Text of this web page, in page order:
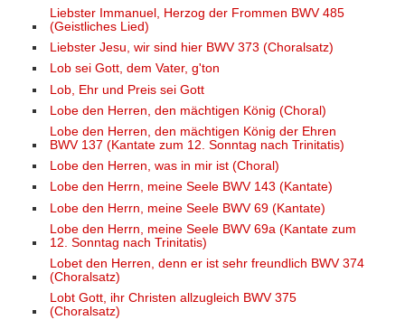
Liebster Immanuel, Herzog der Frommen BWV 485
(Geistliches Lied)
Liebster Jesu, wir sind hier BWV 373 (Choralsatz)
Lob sei Gott, dem Vater, g'ton
Lob, Ehr und Preis sei Gott
Lobe den Herren, den mächtigen König (Choral)
Lobe den Herren, den mächtigen König der Ehren
BWV 137 (Kantate zum 12. Sonntag nach Trinitatis)
Lobe den Herren, was in mir ist (Choral)
Lobe den Herrn, meine Seele BWV 143 (Kantate)
Lobe den Herrn, meine Seele BWV 69 (Kantate)
Lobe den Herrn, meine Seele BWV 69a (Kantate zum
12. Sonntag nach Trinitatis)
Lobet den Herren, denn er ist sehr freundlich BWV 374
(Choralsatz)
Lobt Gott, ihr Christen allzugleich BWV 375
(Choralsatz)